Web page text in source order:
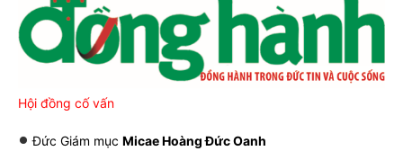
Hội đồng cố vấn
Đức Giám mục Micae Hoàng Đức Oanh